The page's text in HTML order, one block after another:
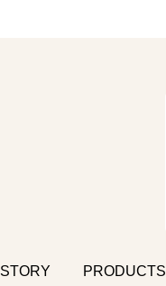
STORY PRODUCTS